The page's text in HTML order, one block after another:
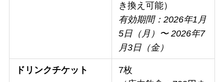
き換え可能）
有効期間：2026年1月
5日（月）〜 2026年7
月3日（金）
ドリンクチケット
7枚